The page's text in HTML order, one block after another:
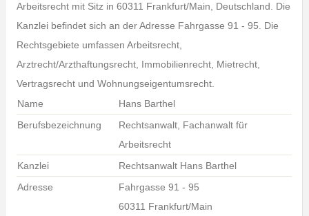
Arbeitsrecht mit Sitz in 60311 Frankfurt/Main, Deutschland. Die
Kanzlei befindet sich an der Adresse Fahrgasse 91 - 95. Die
Rechtsgebiete umfassen Arbeitsrecht,
Arztrecht/Arzthaftungsrecht, Immobilienrecht, Mietrecht,
Vertragsrecht und Wohnungseigentumsrecht.
Name
Hans Barthel
Berufsbezeichnung
Rechtsanwalt, Fachanwalt für
Arbeitsrecht
Kanzlei
Rechtsanwalt Hans Barthel
Adresse
Fahrgasse 91 - 95
60311 Frankfurt/Main